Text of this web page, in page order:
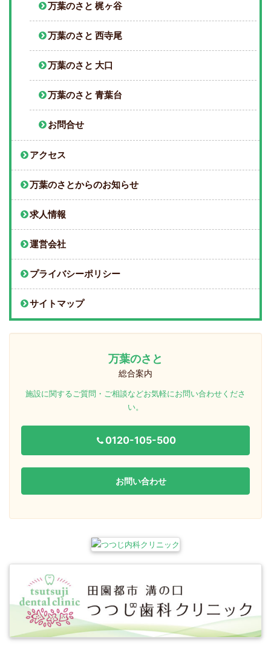
万葉のさと 梶ヶ谷
万葉のさと 西寺尾
万葉のさと 大口
万葉のさと 青葉台
お問合せ
アクセス
万葉のさとからのお知らせ
求人情報
運営会社
プライバシーポリシー
サイトマップ
万葉のさと
総合案内
施設に関するご質問・ご相談などお気軽にお問い合わせくださ
い。
0120-105-500
お問い合わせ